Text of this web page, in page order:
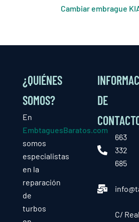
Cambiar embrague
¿QUIÉNES
SOMOS?
En
EmbtaguesBaratos.com
somos
especialistas
en la
reparación
de
turbos
DE
663
332
685
C/